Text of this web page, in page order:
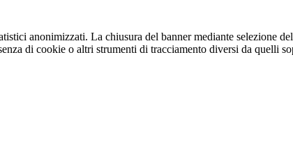
anonimizzati. La chiusura del banner mediante selezione
di cookie o altri strumenti di tracciamento diversi da quelli